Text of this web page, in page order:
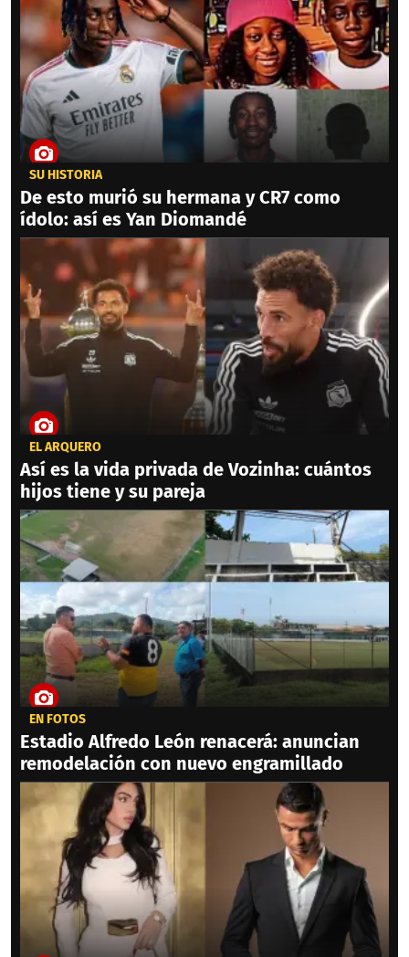
SU HISTORIA
De esto murió su hermana y CR7 como
ídolo: así es Yan Diomandé
EL ARQUERO
Así es la vida privada de Vozinha: cuántos
hijos tiene y su pareja
EN FOTOS
Estadio Alfredo León renacerá: anuncian
remodelación con nuevo engramillado